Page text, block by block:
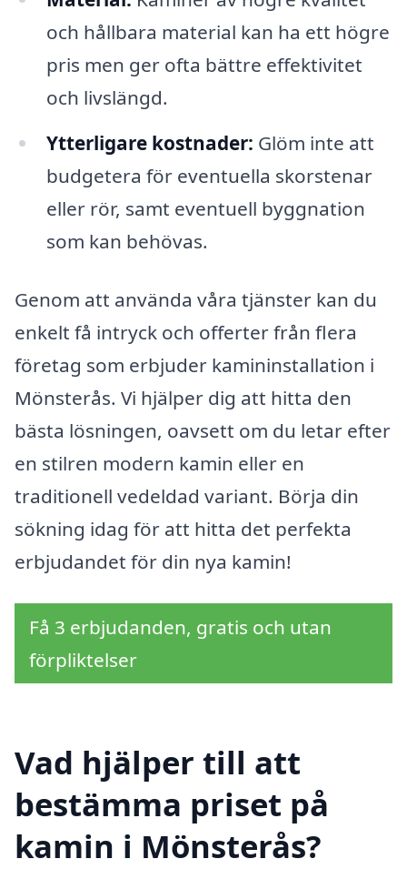
och hållbara material kan ha ett högre
pris men ger ofta bättre effektivitet
och livslängd.
Ytterligare kostnader: Glöm inte att
budgetera för eventuella skorstenar
eller rör, samt eventuell byggnation
som kan behövas.
Genom att använda våra tjänster kan du
enkelt få intryck och offerter från flera
företag som erbjuder kamininstallation i
Mönsterås. Vi hjälper dig att hitta den
bästa lösningen, oavsett om du letar efter
en stilren modern kamin eller en
traditionell vedeldad variant. Börja din
sökning idag för att hitta det perfekta
erbjudandet för din nya kamin!
Få 3 erbjudanden, gratis och utan
förpliktelser
Vad hjälper till att
bestämma priset på
kamin i Mönsterås?